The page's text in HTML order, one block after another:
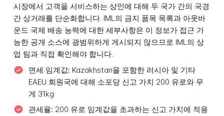
시장에서 고객을 서비스하는 상인에 대해 두 국가 간의 국경
간 상거래를 단순화합니다. IML의 금지 품목 목록과 아웃바
운드 국제 배송 능력에 대한 세부사항은 이 정보가 접근 가
능한 공개 소스에 광범위하게 게시되지 않으므로 IML의 상
업 팀과 직접 확인해야 합니다.
면세 임계값: Kazakhstan을 포함한 러시아 및 기타
EAEU 회원국에 대해 소포당 신고 가치 200 유로와 무
게 31kg
관세율: 200 유로 임계값을 초과하는 신고 가치에 적용